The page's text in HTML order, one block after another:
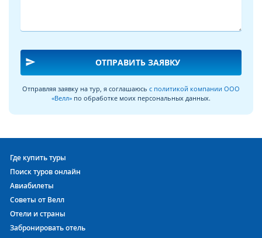
send ОТПРАВИТЬ ЗАЯВКУ
Отправляя заявку на тур, я соглашаюсь с политикой компании ООО
«Велл» по обработке моих персональных данных.
Где купить туры
Поиск туров онлайн
Авиабилеты
Советы от Велл
Отели и страны
Забронировать отель